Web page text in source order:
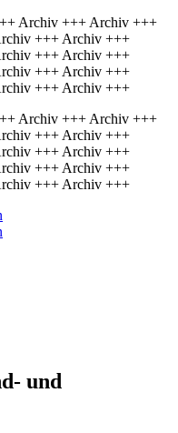
Archiv +++ Archiv +++
+++ Archiv +++
+++ Archiv +++
+++ Archiv +++
+++ Archiv +++
Archiv +++ Archiv +++
+++ Archiv +++
+++ Archiv +++
+++ Archiv +++
+++ Archiv +++
und